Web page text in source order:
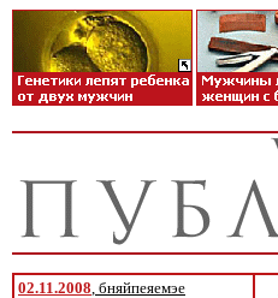
02.11.2008, бняйпеяемэе